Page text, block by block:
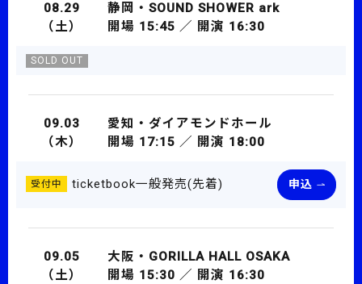
08.29
（土）
静岡・SOUND SHOWER ark
開場 15:45 ／ 開演 16:30
SOLD OUT
09.03
（木）
愛知・ダイアモンドホール
開場 17:15 ／ 開演 18:00
受付中 ticketbook一般発売(先着) 申込
09.05
（土）
大阪・GORILLA HALL OSAKA
開場 15:30 ／ 開演 16:30